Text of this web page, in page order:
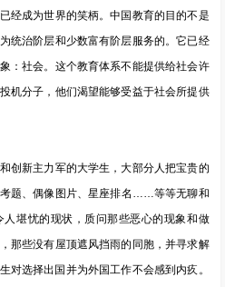
成为世界的笑柄。中国教育的目的不是
统治阶层和少数富有阶层服务的。它已经
：社会。这个教育体系不能提供给社会许
机分子，他们渴望能够受益于社会所提供
新主力军的大学生，大部分人把宝贵的
题、偶像图片、星座排名……等等无聊和
堪忧的现状，质问那些恶心的现象和做
那些没有屋顶遮风挡雨的同胞，并寻求解
选择出国并为外国工作不会感到内疚。